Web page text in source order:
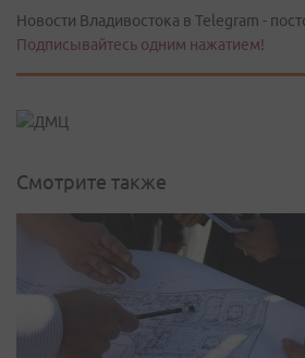
Новости Владивостока в Telegram -
Подписывайтесь одним нажатием!
Смотрите также